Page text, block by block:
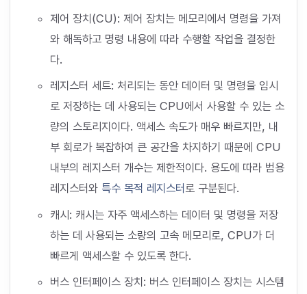
제어 장치(CU): 제어 장치는 메모리에서 명령을 가져
와 해독하고 명령 내용에 따라 수행할 작업을 결정한
다.
레지스터 세트: 처리되는 동안 데이터 및 명령을 임시
로 저장하는 데 사용되는 CPU에서 사용할 수 있는 소
량의 스토리지이다. 액세스 속도가 매우 빠르지만, 내
부 회로가 복잡하여 큰 공간을 차지하기 때문에 CPU
내부의 레지스터 개수는 제한적이다. 용도에 따라 범용
레지스터와 특수 목적 레지스터 로 구분된다.
캐시: 캐시는 자주 액세스하는 데이터 및 명령을 저장
하는 데 사용되는 소량의 고속 메모리로, CPU가 더
빠르게 액세스할 수 있도록 한다.
버스 인터페이스 장치: 버스 인터페이스 장치는 시스템